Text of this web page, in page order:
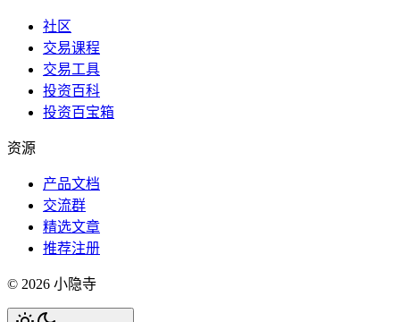
社区
交易课程
交易工具
投资百科
投资百宝箱
资源
产品文档
交流群
精选文章
推荐注册
© 2026 小隐寺